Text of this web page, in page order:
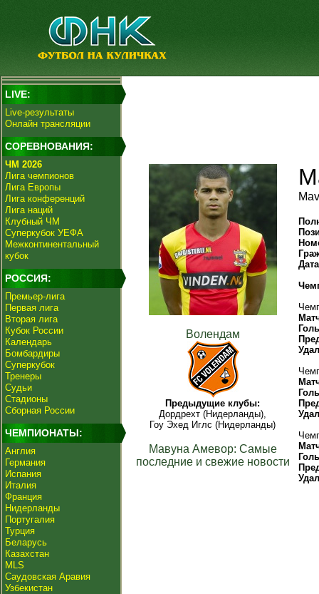
LIVE:
Live-результаты
Онлайн трансляции
СОРЕВНОВАНИЯ:
ЧМ 2026
Лига чемпионов
Лига Европы
Лига конференций
Лига наций
Клубный ЧМ
Суперкубок УЕФА
Межконтинентальный
кубок
РОССИЯ:
Премьер-лига
Первая лига
Вторая лига
Кубок России
Календарь
Бомбардиры
Суперкубок
Тренеры
Судьи
Стадионы
Сборная России
ЧЕМПИОНАТЫ:
Англия
Германия
Испания
Италия
Франция
Нидерланды
Португалия
Турция
Беларусь
Казахстан
MLS
Саудовская Аравия
Узбекистан
Волендам
Предыдущие клубы:
Дордрехт (Нидерланды),
Гоу Эхед Иглс (Нидерланды)
Мавуна Амевор: Самые
последние и свежие новости